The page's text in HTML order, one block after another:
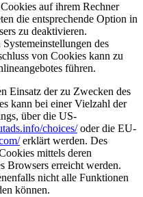
auf ihrem Rechner
die entsprechende Option in
zu deaktivieren.
des
von Cookies kann zu
führen.
Einsatz der zu Zwecken des
kann bei einer Vielzahl der
über die US-
choices/oder die EU-
erklärt werden. Des
mittels deren
Browsers erreicht werden.
nicht alle Funktionen
können.